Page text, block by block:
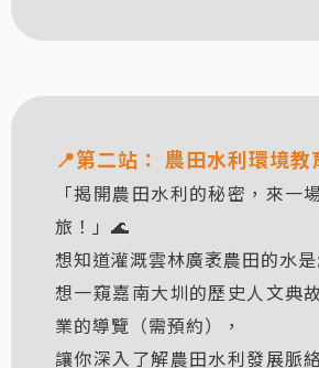
📍第二站： 農田水利環境教
「揭開農田水利的秘密，來一
旅！」🌊
想知道灌溉雲林廣袤農田的水
想一窺嘉南大圳的歷史人文典
業的導覽（需預約），
讓你深入了解農田水利發展脈